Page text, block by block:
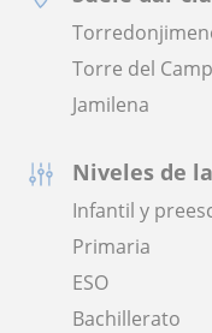
Torre del
Jamilena
Niveles de
Infantil y
Primaria
ESO
Bachillerato